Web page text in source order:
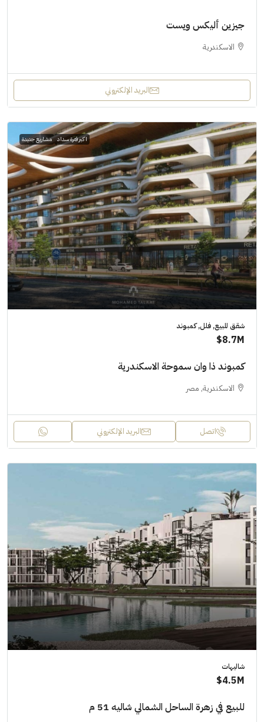
جيزين أليكس ويست
الاسكندرية
البريد الإلكتروني
اكبر فترة سداد مشاريع جديدة
شقق للبيع, فلل, كمبوند
8.7M$
كمبوند ذا وان سموحة الاسكندرية
الاسكندرية, مصر
اتصل البريد الإلكتروني
شاليهات
4.5M$
للبيع في زهرة الساحل الشمالي شاليه 51 م